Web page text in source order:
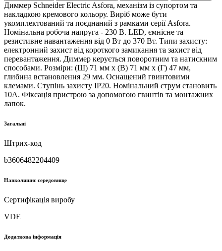
Диммер Schneider Electric Asfora, механізм із супортом та
накладкою кремового кольору. Виріб може бути
укомплектований та поєднаний з рамками серії Asfora.
Номінальна робоча напруга - 230 В. LED, ємнісне та
резистивне навантаження від 0 Вт до 370 Вт. Типи захисту:
електронний захист від короткого замикання та захист від
перевантаження. Диммер керується поворотним та натискним
способами. Розміри: (Ш) 71 мм x (В) 71 мм x (Г) 47 мм,
глибина встановлення 29 мм. Оснащений гвинтовими
клемами. Ступінь захисту IP20. Номінальний струм становить
10А. Фіксація пристрою за допомогою гвинтів та монтажних
лапок.
Загальні
Штрих-код
b3606482204409
Навколишнє середовище
Сертифікація виробу
VDE
Додаткова інформація